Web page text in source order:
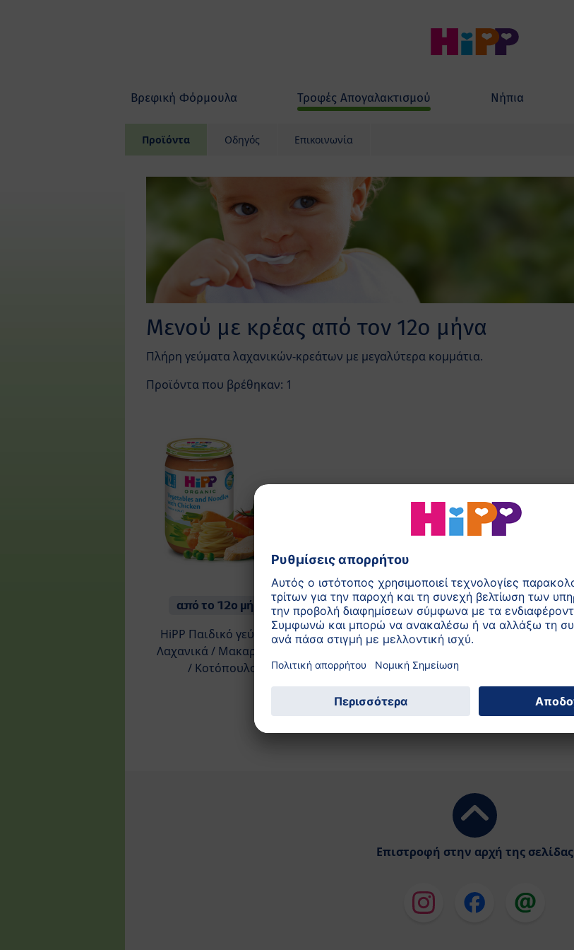
Βρεφική Φόρμουλα Τρoφές Απογαλακτισμού Νήπια
Προϊόντα Οδηγός Επικοινωνία
Μενού με κρέας από τον 12ο μήνα
Πλήρη γεύματα λαχανικών-κρεάτων με μεγαλύτερα κομμάτια.
Προϊόντα που βρέθηκαν: 1
από το 12ο μήνα
HiPP Παιδικό γεύμα με
Λαχανικά / Μακαρονάκι
/ Κοτόπουλο
Επιστροφή στην αρχή της σελίδας